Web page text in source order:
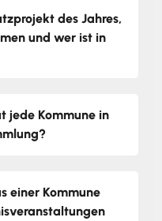
des Jahres,
und wer ist in
jede Kommune in
einer Kommune